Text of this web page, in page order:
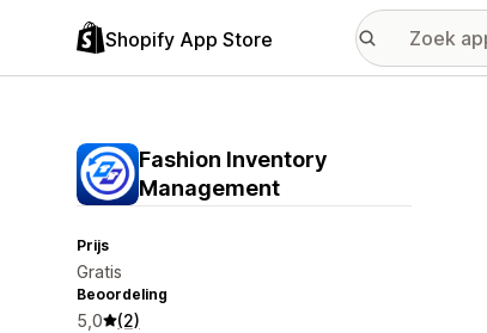
Shopify App Store
Fashion Inventory
Management
Prijs
Gratis
Beoordeling
5,0 (2)